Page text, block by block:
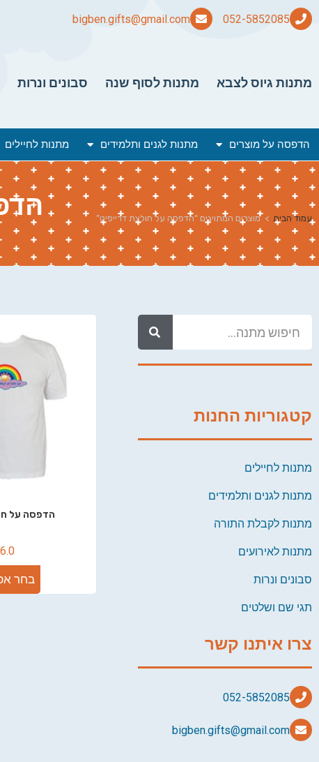
bigben.gifts@gmail.com
מתנות גיוס לצבא מתנות לסוף שנה סבונים ונרות
הדפסה על מוצרים מתנות לגנים ותלמידים מתנות לחיילים
עמוד הבית > מוצרים המתויגים “הדפסה על חולצת דרייפיט”
קטגוריות החנות
מתנות לחיילים
מתנות לגנים ותלמידים
מתנות לקבלת התורה
מתנות לאירועים
סבונים ונרות
תגי שם ושלטים
צרו איתנו קשר
bigben.gifts@gmail.com
הדפסה על
בחר